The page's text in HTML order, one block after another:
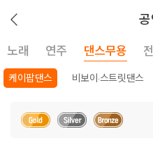
뒤
로
기
노래 연주 댄스무용
케이팝댄스 비보이·스트릿댄스